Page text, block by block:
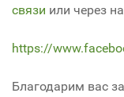
связи или через
https://
Благодарим вас